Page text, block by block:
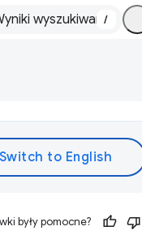
/
były pomocne?